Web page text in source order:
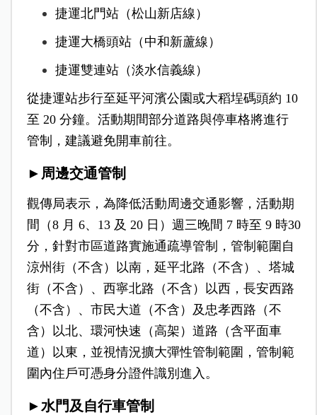
捷運北門站（松山新店線）
捷運大橋頭站（中和新蘆線）
捷運雙連站（淡水信義線）
從捷運站步行至延平河濱公園或大稻埕碼頭約 10
至 20 分鐘。活動期間部分道路與停車格將進行
管制，建議避免開車前往。
►周邊交通管制
觀傳局表示，為降低活動周邊交通影響，活動期
間（8 月 6、13 及 20 日）週三晚間 7 時至 9 時30
分，針對市區道路實施通疏導管制，管制範圍自
涼州街（不含）以南，延平北路（不含）、塔城
街（不含）、西寧北路（不含）以西，長安西路
（不含）、市民大道（不含）及忠孝西路（不
含）以北、環河快速（高架）道路（含平面車
道）以東，並視情況擴大彈性管制範圍，管制範
圍內住戶可憑身分證件識別進入。
►水門及自行車管制